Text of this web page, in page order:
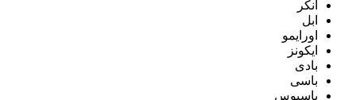
أنكر
ابل
اورايمو
ايكونز
بادى
باسى
باسيوس